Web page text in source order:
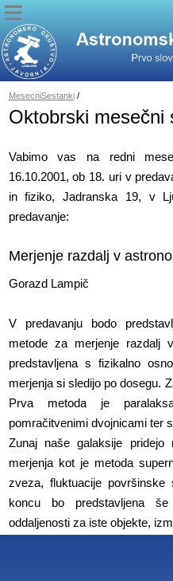
MesecniSestanki/
Oktobrski mesečni
Vabimo vas na redni
16.10.2001, ob 18. uri v
in fiziko, Jadranska 19, v
predavanje:
Merjenje razdalj v
Gorazd Lampič
V predavanju bodo
metode za merjenje razdalj
predstavljena s fizikalno
merjenja si sledijo po dosegu.
Prva metoda je
pomračitvenimi dvojnicami ter
Zunaj naše galaksije pridejo
merjenja kot je metoda
zveza, fluktuacije
koncu bo predstavljena
oddaljenosti za iste objekte,